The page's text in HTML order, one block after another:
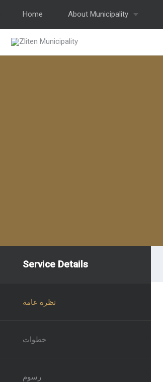
About Municipality
Home
Service Details
نظرة عامة
خطوات
رسوم